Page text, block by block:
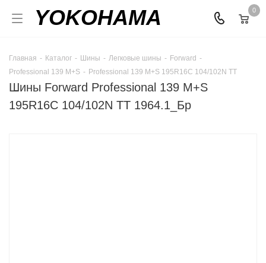
YOKOHAMA 0
Главная - Каталог - Шины - Легковые шины - Forward -
Professional 139 M+S - Professional 139 M+S 195R16C 104/102N TT
Шины Forward Professional 139 M+S
195R16C 104/102N TT 1964.1_Бр